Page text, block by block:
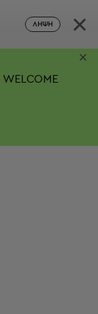
ΛΉΨΗ ×
WELCOME
×